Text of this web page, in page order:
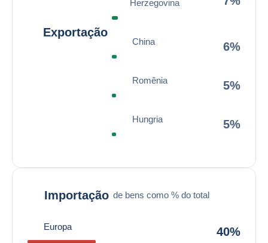
Exportação
Herzegovina
China 6%
Romênia 5%
Hungria 5%
Importação de bens como % do total
Europa 40%